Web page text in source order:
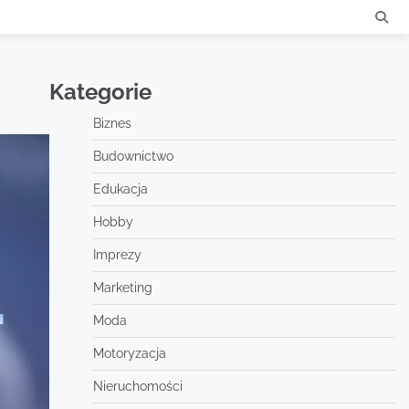
Kategorie
Biznes
Budownictwo
Edukacja
Hobby
Imprezy
Marketing
Moda
Motoryzacja
Nieruchomości